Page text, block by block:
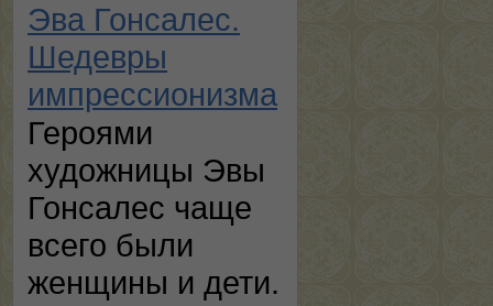
Эва Гонсалес.
Шедевры
импрессионизма
Героями
художницы Эвы
Гонсалес чаще
всего были
женщины и дети.